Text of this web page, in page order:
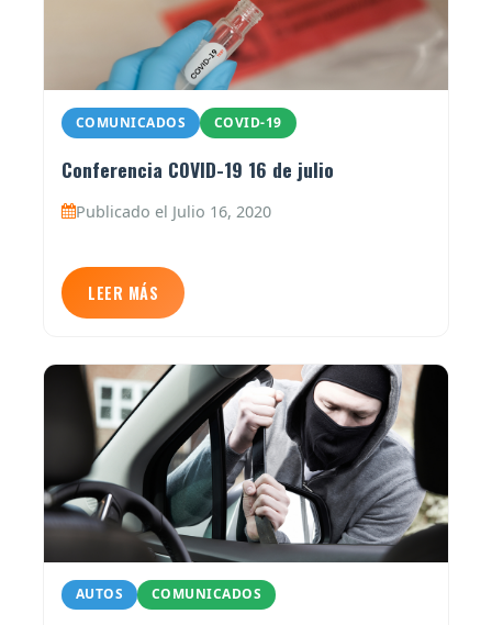
COMUNICADOS COVID-19
Conferencia COVID-19 16 de julio
Publicado el Julio 16, 2020
LEER MÁS
AUTOS COMUNICADOS